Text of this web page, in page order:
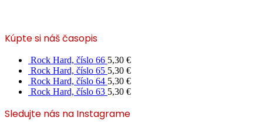
Kúpte si náš časopis
Rock Hard, číslo 66 5,30 €
Rock Hard, číslo 65 5,30 €
Rock Hard, číslo 64 5,30 €
Rock Hard, číslo 63 5,30 €
Sledujte nás na Instagrame